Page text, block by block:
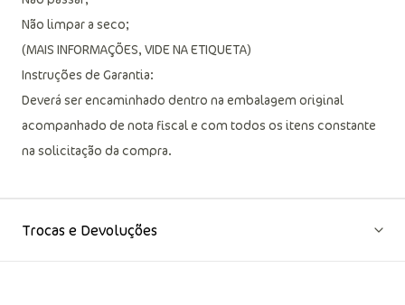
Não limpar a seco;
(MAIS INFORMAÇÕES, VIDE NA ETIQUETA)
Instruções de Garantia:
Deverá ser encaminhado dentro na embalagem original
acompanhado de nota fiscal e com todos os itens constante
na solicitação da compra.
Trocas e Devoluções